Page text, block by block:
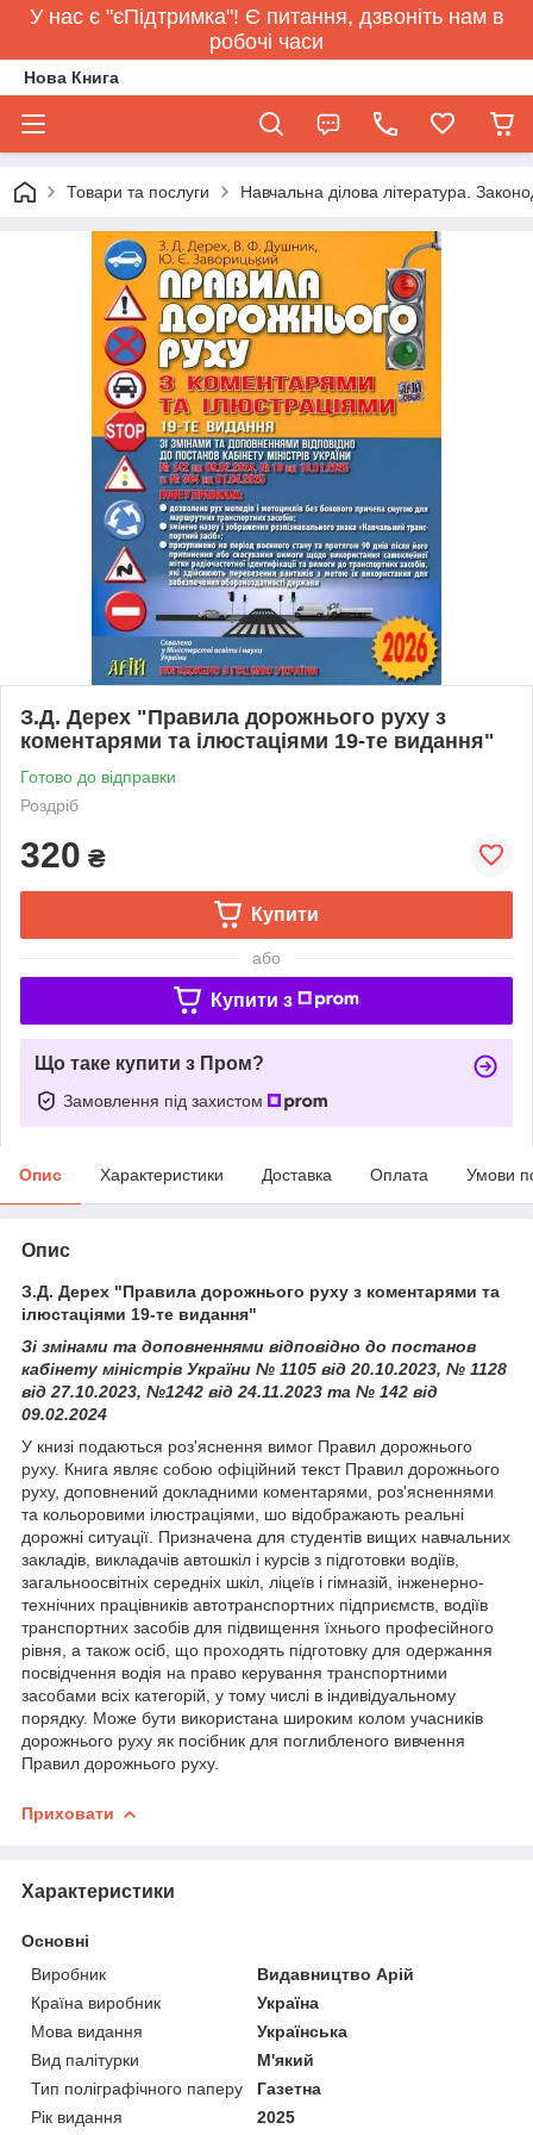
У нас є "єПідтримка"! Є питання, дзвоніть нам в
робочі часи
Нова Книга
Товари та послуги Навчальна ділова література.
З.Д. Дерех "Правила дорожнього руху з
коментарями та ілюстаціями 19-те видання"
Готово до відправки
Роздріб
320 ₴
Купити
або
Купити з
Що таке купити з Пром?
Замовлення під захистом
Опис Характеристики Доставка Оплата Умови
Опис
З.Д. Дерех "Правила дорожнього руху з коментарями та
ілюстаціями 19-те видання"
Зі змінами та доповненнями відповідно до постанов
кабінету міністрів України № 1105 від 20.10.2023, № 1128
від 27.10.2023, №1242 від 24.11.2023 та № 142 від
09.02.2024
У книзі подаються роз'яснення вимог Правил дорожнього
руху. Книга являє собою офіційний текст Правил дорожнього
руху, доповнений докладними коментарями, роз'ясненнями
та кольоровими ілюстраціями, шо відображають реальні
дорожні ситуації. Призначена для студентів вищих навчальних
закладів, викладачів автошкіл і курсів з підготовки водіїв,
загальноосвітніх середніх шкіл, ліцеїв і гімназій, інженерно-
технічних працівників автотранспортних підприємств, водіїв
транспортних засобів для підвищення їхнього професійного
рівня, а також осіб, що проходять підготовку для одержання
посвідчення водія на право керування транспортними
засобами всіх категорій, у тому числі в індивідуальному
порядку. Може бути використана широким колом учасників
дорожнього руху як посібник для поглибленого вивчення
Правил дорожнього руху.
Приховати
Характеристики
Основні
Виробник
Видавництво Арій
Країна виробник
Україна
Мова видання
Українська
Вид палітурки
М'який
Тип поліграфічного паперу
Газетна
Рік видання
2025